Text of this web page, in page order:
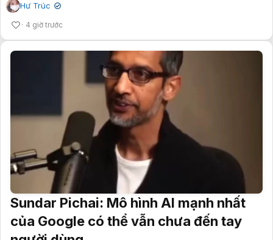
Hư Trúc ✔
4 giờ trước
Sundar Pichai: Mô hình AI mạnh nhất
của Google có thể vẫn chưa đến tay